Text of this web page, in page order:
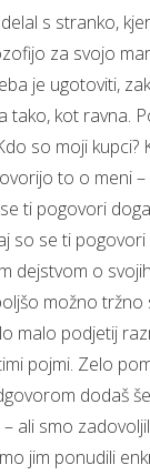
s stranko,
za svojo
je ugotoviti,
tako, kot ravna.
so moji kupci?
to o meni
ti pogovori
so se ti pogovori
dejstvom o
možno tržno
malo podjetij
pojmi. Zelo
dodaš
ali smo
jim ponudili